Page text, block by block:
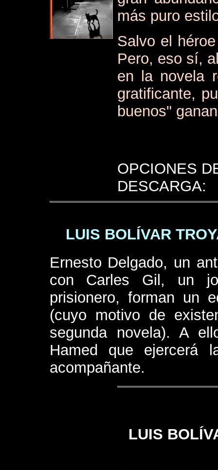
más puro
Salvo el
Pero, eso sí,
en la novela
gratificante,
buenos"
OPCIONES
DESCARGA:
LUIS BOLÍVAR
Ernesto Delgado, un
con Carles Gil, un
prisionero, forman un
(cuyo motivo de
segunda novela). A
Hamed que ejercerá
acompañante.
LUIS